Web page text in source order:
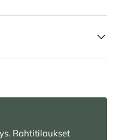
Rahtitilaukset